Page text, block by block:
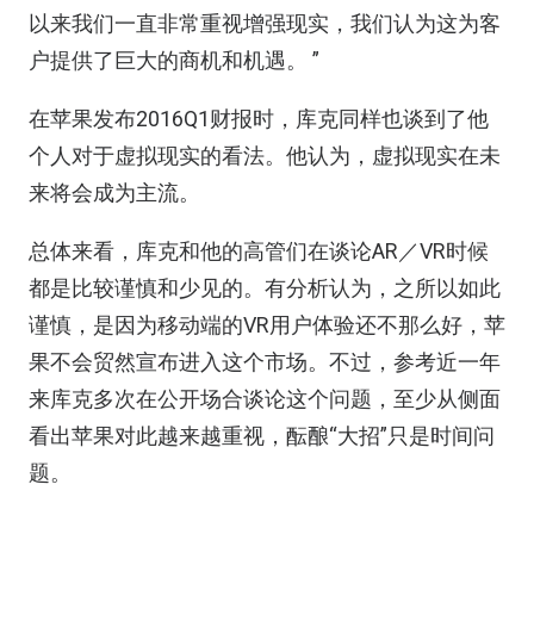
以来我们一直非常重视增强现实，我们认为这为客
户提供了巨大的商机和机遇。 ”
在苹果发布2016Q1财报时，库克同样也谈到了他
个人对于虚拟现实的看法。他认为，虚拟现实在未
来将会成为主流。
总体来看，库克和他的高管们在谈论AR／VR时候
都是比较谨慎和少见的。有分析认为，之所以如此
谨慎，是因为移动端的VR用户体验还不那么好，苹
果不会贸然宣布进入这个市场。不过，参考近一年
来库克多次在公开场合谈论这个问题，至少从侧面
看出苹果对此越来越重视，酝酿“大招”只是时间问
题。